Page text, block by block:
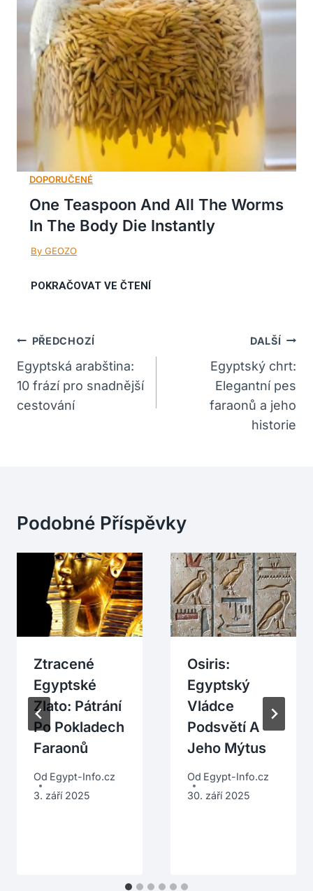
One Teaspoon And All The Worms
In The Body Die Instantly
Navigace
Pro
Příspěvek
PŘEDCHOZÍ
Egyptská arabština:
10 frází pro snadnější
cestování
DALŠÍ
Egyptský chrt:
Elegantní pes
faraonů a jeho
historie
Podobné Příspěvky
Ztracené
Egyptské
Zlato: Pátrání
Po Pokladech
Faraonů
Od Egypt-Info.cz
3. září 2025
Osiris:
Egyptský
Vládce
Podsvětí A
Jeho Mýtus
Od Egypt-Info.cz
30. září 2025